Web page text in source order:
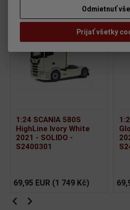
1:24 SCANIA 580S
HighLine Ivory White
2021 - SOLIDO -
S2400301
69,95 EUR (1 749 Kč)
Odmietnuť
Prijať všetky